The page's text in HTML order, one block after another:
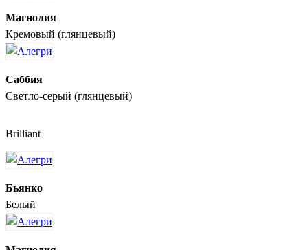
Магнолия
Кремовый (глянцевый)
Саббия
Светло-серый (глянцевый)
Brilliant
Бьянко
Белый